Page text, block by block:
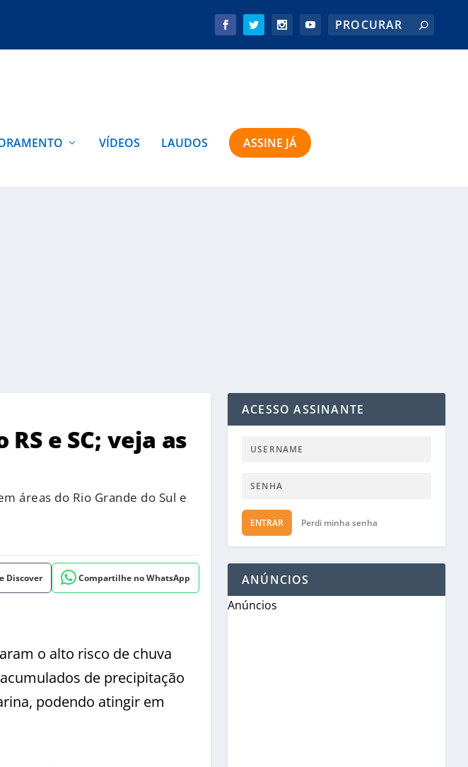
VÍDEOS LAUDOS ASSINE JÁ
e SC; veja as
áreas do Rio Grande do Sul e
Discover Compartilhe no WhatsApp
o alto risco de chuva
de precipitação
podendo atingir em
ACESSO ASSINANTE
ENTRAR Perdi minha senha
ANÚNCIOS
Anúncios